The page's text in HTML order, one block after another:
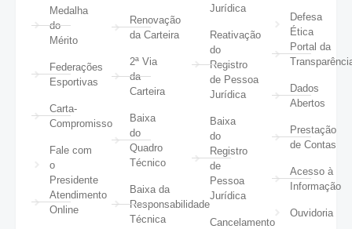
Medalha
do
Mérito
Federações
Esportivas
Carta-
Compromisso
Fale com
o
Presidente
Atendimento
Online
Renovação
da Carteira
2ª Via
da
Carteira
Baixa
do
Quadro
Técnico
Baixa da
Responsabilidade
Técnica
Jurídica
Reativação
do
Registro
de Pessoa
Jurídica
Baixa
do
Registro
de
Pessoa
Jurídica
Cancelamento
Defesa
Ética
Portal da
Dados
Abertos
Prestação
de Contas
Acesso à
Informação
Ouvidoria